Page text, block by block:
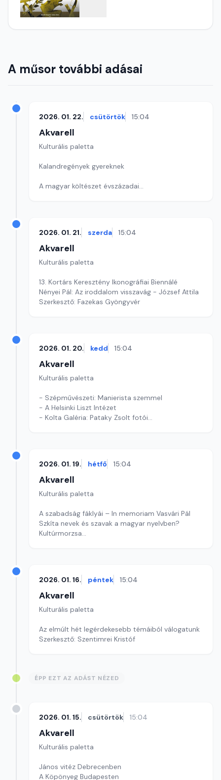
A műsor további adásai
2026. 01. 22. csütörtök 15:04
Akvarell
Kulturális paletta
Kalandregények gyereknek
A magyar költészet évszázadai
2026. 01. 21.
szerda 15:04
Akvarell
Kulturális paletta
13. Kortárs Keresztény Ikonográfiai Biennálé
Nényei Pál: Az iroddalom visszavág - József Attila
Szerkesztő: Fazekas Gyöngyvér
2026. 01. 20. kedd 15:04
Akvarell
Kulturális paletta
- Szépművészeti: Manierista szemmel
- A Helsinki Liszt Intézet
- Kolta Galéria: Pataky Zsolt fotói
2026. 01. 19. hétfő 15:04
Akvarell
Kulturális paletta
A szabadság fáklyái – In memoriam Vasvári Pál
Szkíta nevek és szavak a magyar nyelvben?
Kultúrmorzsa
2026. 01. 16. péntek 15:04
Akvarell
Kulturális paletta
Az elmúlt hét legérdekesebb témáiból válogatunk
Szerkesztő: Szentimrei Kristóf
ÉPP EZT AZ ADÁST NÉZED
2026. 01. 15. csütörtök 15:04
Akvarell
Kulturális paletta
János vitéz Debrecenben
A Köpönyeg Budapesten